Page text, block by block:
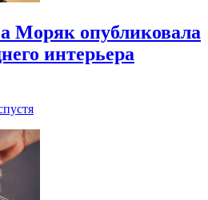
Моряк опубликовала
интерьера